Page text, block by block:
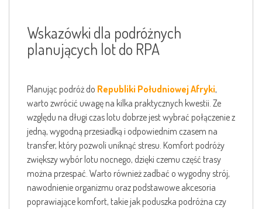
Wskazówki dla podróżnych
planujących lot do RPA
Planując podróż do Republiki Południowej Afryki,
warto zwrócić uwagę na kilka praktycznych kwestii. Ze
względu na długi czas lotu dobrze jest wybrać połączenie z
jedną, wygodną przesiadką i odpowiednim czasem na
transfer, który pozwoli uniknąć stresu. Komfort podróży
zwiększy wybór lotu nocnego, dzięki czemu część trasy
można przespać. Warto również zadbać o wygodny strój,
nawodnienie organizmu oraz podstawowe akcesoria
poprawiające komfort, takie jak poduszka podróżna czy